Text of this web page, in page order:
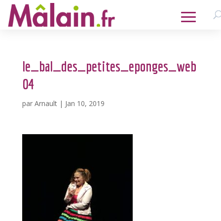
le_bal_des_petites_eponges_web
04
par Arnault| Jan 10, 2019